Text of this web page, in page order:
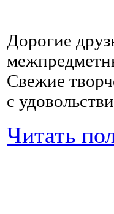
Дорогие
Свежие
с
Читать